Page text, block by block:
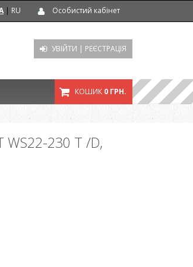
| RU Особистий кабінет
УВІЙТИ | РЕЄСТРАЦІЯ
КОШИК 0 ГРН.
WS22-230 T /D,